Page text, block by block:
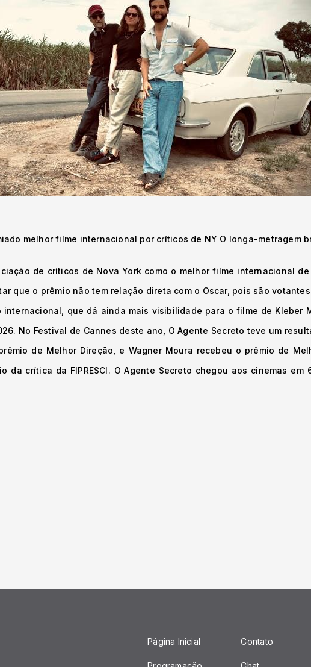
melhor filme internacional por críticos de NY O longa-metragem
de críticos de Nova York como o melhor filme internacional
que o prêmio não tem relação direta com o Oscar, pois são
que dá ainda mais visibilidade para o filme de Kleber
No Festival de Cannes deste ano, O Agente Secreto teve um
de Melhor Direção, e Wagner Moura recebeu o prêmio de
da crítica da FIPRESCI. O Agente Secreto chegou aos cinemas em
Página Inicial Contato